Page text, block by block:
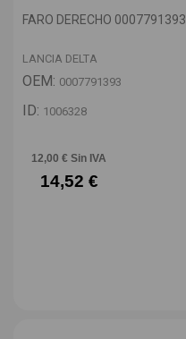
FARO DERECHO 0007791393
LANCIA DELTA
OEM: 0007791393
ID: 1006328
12,00 € Sin IVA
14,52 €